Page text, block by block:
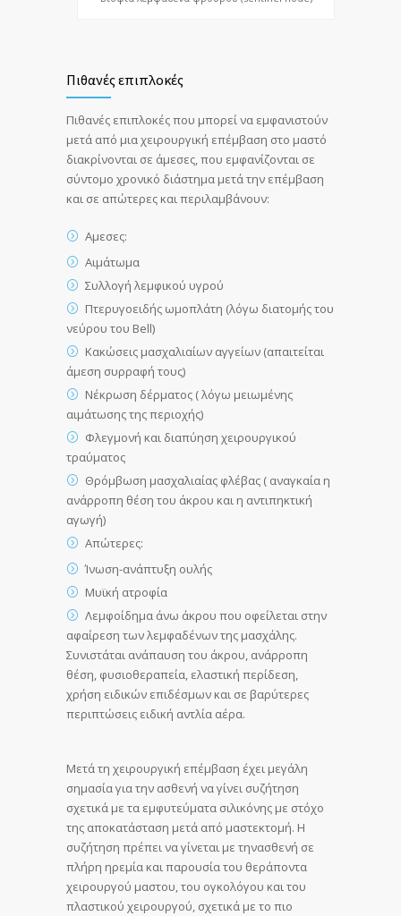
Πιθανές επιπλοκές
Πιθανές επιπλοκές που μπορεί να εμφανιστούν
μετά από μια χειρουργική επέμβαση στο μαστό
διακρίνονται σε άμεσες, που εμφανίζονται σε
σύντομο χρονικό διάστημα μετά την επέμβαση
και σε απώτερες και περιλαμβάνουν:
Aμεσες:
Αιμάτωμα
Συλλογή λεμφικού υγρού
Πτερυγοειδής ωμοπλάτη (λόγω διατομής του
νεύρου του Bell)
Κακώσεις μασχαλιαίων αγγείων (απαιτείται
άμεση συρραφή τους)
Νέκρωση δέρματος ( λόγω μειωμένης
αιμάτωσης της περιοχής)
Φλεγμονή και διαπύηση χειρουργικού
τραύματος
Θρόμβωση μασχαλιαίας φλέβας ( αναγκαία η
ανάρροπη θέση του άκρου και η αντιπηκτική
αγωγή)
Απώτερες:
Ίνωση-ανάπτυξη ουλής
Μυϊκή ατροφία
Λεμφοίδημα άνω άκρου που οφείλεται στην
αφαίρεση των λεμφαδένων της μασχάλης.
Συνιστάται ανάπαυση του άκρου, ανάρροπη
θέση, φυσιοθεραπεία, ελαστική περίδεση,
χρήση ειδικών επιδέσμων και σε βαρύτερες
περιπτώσεις ειδική αντλία αέρα.
Μετά τη χειρουργική επέμβαση έχει μεγάλη
σημασία για την ασθενή να γίνει συζήτηση
σχετικά με τα εμφυτεύματα σιλικόνης με στόχο
της αποκατάσταση μετά από μαστεκτομή. Η
συζήτηση πρέπει να γίνεται με τηνασθενή σε
πλήρη ηρεμία και παρουσία του θεράποντα
χειρουργού μαστου, του ογκολόγου και του
πλαστικού χειρουργού, σχετικά με το πιο